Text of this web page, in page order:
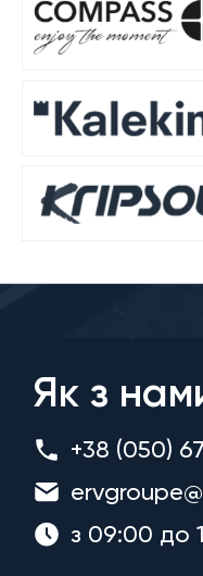
Як з
+38 (050)
з 09:00 до